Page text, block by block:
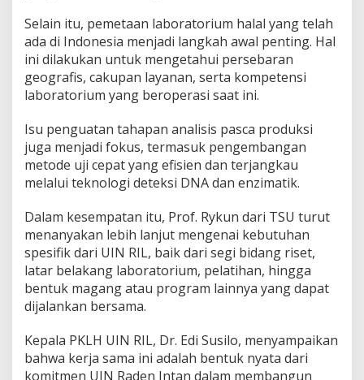
Selain itu, pemetaan laboratorium halal yang telah
ada di Indonesia menjadi langkah awal penting. Hal
ini dilakukan untuk mengetahui persebaran
geografis, cakupan layanan, serta kompetensi
laboratorium yang beroperasi saat ini.
Isu penguatan tahapan analisis pasca produksi
juga menjadi fokus, termasuk pengembangan
metode uji cepat yang efisien dan terjangkau
melalui teknologi deteksi DNA dan enzimatik.
Dalam kesempatan itu, Prof. Rykun dari TSU turut
menanyakan lebih lanjut mengenai kebutuhan
spesifik dari UIN RIL, baik dari segi bidang riset,
latar belakang laboratorium, pelatihan, hingga
bentuk magang atau program lainnya yang dapat
dijalankan bersama.
Kepala PKLH UIN RIL, Dr. Edi Susilo, menyampaikan
bahwa kerja sama ini adalah bentuk nyata dari
komitmen UIN Raden Intan dalam membangun